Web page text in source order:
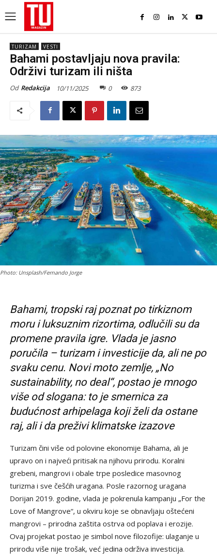
TURIZAM VESTI
Bahami postavljaju nova pravila:
Održivi turizam ili ništa
Od Redakcija 10/11/2025 0 873
Photo: Unsplash/Fernando Jorge
Bahami, tropski raj poznat po tirkiznom
moru i luksuznim rizortima, odlučili su da
promene pravila igre. Vlada je jasno
poručila – turizam i investicije da, ali ne po
svaku cenu. Novi moto zemlje, „No
sustainability, no deal“, postao je mnogo
više od slogana: to je smernica za
budućnost arhipelaga koji želi da ostane
raj, ali i da preživi klimatske izazove
Turizam čini više od polovine ekonomije Bahama, ali je
upravo on i najveći pritisak na njihovu prirodu. Koralni
grebeni, mangrovi i obale trpe posledice masovnog
turizma i sve češćih uragana. Posle razornog uragana
Dorijan 2019. godine, vlada je pokrenula kampanju „For the
Love of Mangrove“, u okviru koje se obnavljaju oštećeni
mangrovi – prirodna zaštita ostrva od poplava i erozije.
Ovaj projekat postao je simbol nove filozofije: ulaganje u
prirodu više nije trošak, već jedina održiva investicija.